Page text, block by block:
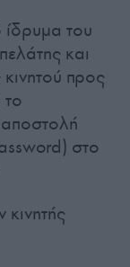
ίδρυμα του
και
προς
το
αποστολή
στο